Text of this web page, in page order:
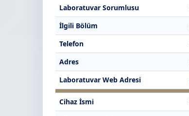
Laboratuvar Sorumlusu
İlgili Bölüm
Telefon
Adres
Laboratuvar Web Adresi
Cihaz İsmi